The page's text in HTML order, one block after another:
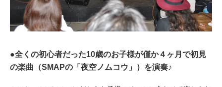
●全くの初心者だった10歳のお子様が僅か４ヶ月で初見
の楽曲（SMAPの「夜空ノムコウ」）を演奏♪